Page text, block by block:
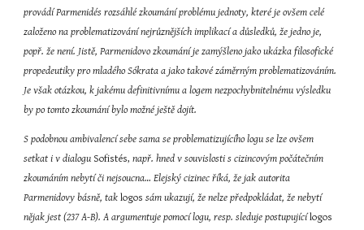
provádí Parmenidés rozsáhlé zkoumání problému jednoty, které je ovšem celé
založeno na problematizování nejrůznějších implikací a důsledků, že jedno je,
popř. že není. Jistě, Parmenidovo zkoumání je zamýšleno jako ukázka filosofické
propedeutiky pro mladého Sókrata a jako takové záměrným problematizováním.
Je však otázkou, k jakému definitivnímu a logem nezpochybnitelnému výsledku
by po tomto zkoumání bylo možné ještě dojít.
S podobnou ambivalencí sebe sama se problematizujícího logu se lze ovšem
setkat i v dialogu Sofistés, např. hned v souvislosti s cizincovým počátečním
zkoumáním nebytí či nejsoucna… Elejský cizinec říká, že jak autorita
Parmenidovy básně, tak logos sám ukazují, že nelze předpokládat, že nebytí
nějak jest (237 A-B). A argumentuje pomocí logu, resp. sleduje postupující logos